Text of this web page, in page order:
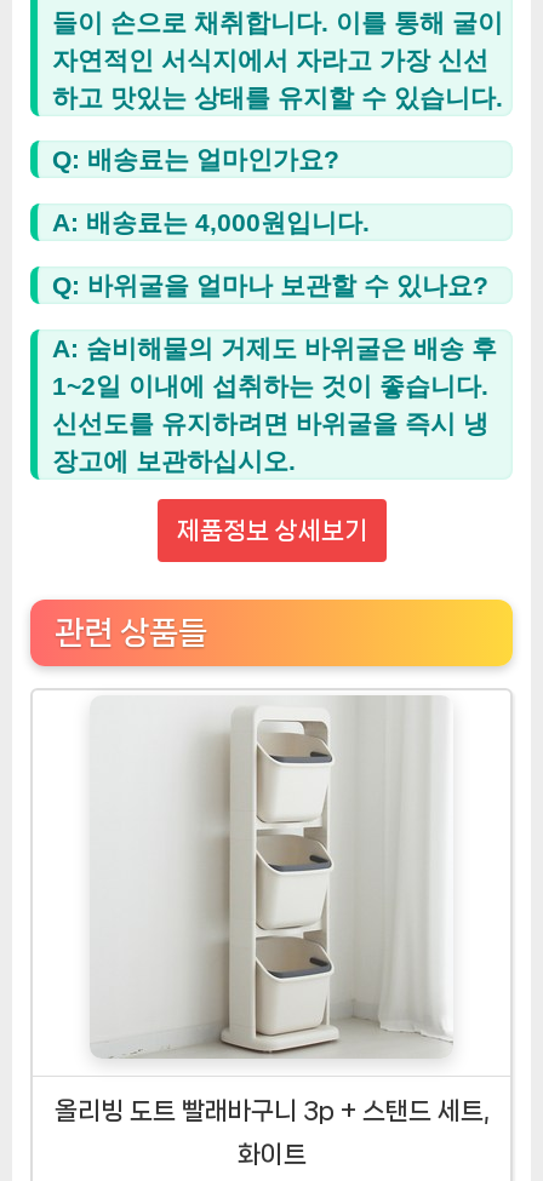
들이 손으로 채취합니다. 이를 통해 굴이
자연적인 서식지에서 자라고 가장 신선
하고 맛있는 상태를 유지할 수 있습니다.
Q: 배송료는 얼마인가요?
A: 배송료는 4,000원입니다.
Q: 바위굴을 얼마나 보관할 수 있나요?
A: 숨비해물의 거제도 바위굴은 배송 후
1~2일 이내에 섭취하는 것이 좋습니다.
신선도를 유지하려면 바위굴을 즉시 냉
장고에 보관하십시오.
제품정보 상세보기
관련 상품들
올리빙 도트 빨래바구니 3p + 스탠드 세트,
화이트